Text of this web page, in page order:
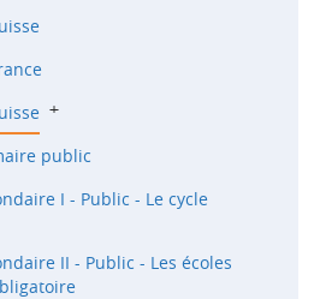
b
public
I - Public - Le cycle
II - Public - Les écoles